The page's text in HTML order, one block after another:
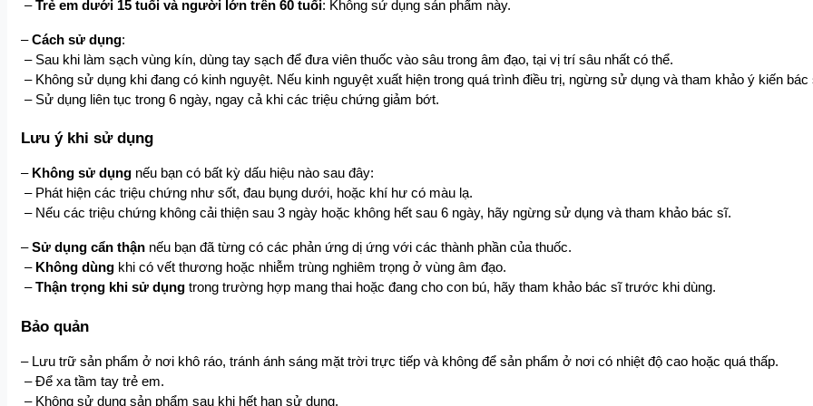
– Trẻ em dưới 15 tuổi và người lớn trên 60 tuổi: Không sử dụng sản phẩm này.
– Cách sử dụng:
– Sau khi làm sạch vùng kín, dùng tay sạch để đưa viên thuốc vào sâu trong âm đạo, tại vị trí sâu nhất có thể.
– Không sử dụng khi đang có kinh nguyệt. Nếu kinh nguyệt xuất hiện trong quá trình điều trị, ngừng sử dụng và tham khảo ý kiến bác
– Sử dụng liên tục trong 6 ngày, ngay cả khi các triệu chứng giảm bớt.
Lưu ý khi sử dụng
– Không sử dụng nếu bạn có bất kỳ dấu hiệu nào sau đây:
– Phát hiện các triệu chứng như sốt, đau bụng dưới, hoặc khí hư có màu lạ.
– Nếu các triệu chứng không cải thiện sau 3 ngày hoặc không hết sau 6 ngày, hãy ngừng sử dụng và tham khảo bác sĩ.
– Sử dụng cẩn thận nếu bạn đã từng có các phản ứng dị ứng với các thành phần của thuốc.
– Không dùng khi có vết thương hoặc nhiễm trùng nghiêm trọng ở vùng âm đạo.
– Thận trọng khi sử dụng trong trường hợp mang thai hoặc đang cho con bú, hãy tham khảo bác sĩ trước khi dùng.
Bảo quản
– Lưu trữ sản phẩm ở nơi khô ráo, tránh ánh sáng mặt trời trực tiếp và không để sản phẩm ở nơi có nhiệt độ cao hoặc quá thấp.
– Để xa tầm tay trẻ em.
– Không sử dụng sản phẩm sau khi hết hạn sử dụng.